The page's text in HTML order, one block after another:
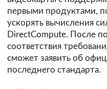
первыми продуктами,
ускорять вычисления
DirectCompute. После
соответствия
сможет заявить об
последнего стандарта.